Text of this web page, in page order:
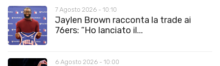
7 Agosto 2026 - 10:10
Jaylen Brown racconta la trade ai
76ers: “Ho lanciato il...
6 Agosto 2026 - 10:00